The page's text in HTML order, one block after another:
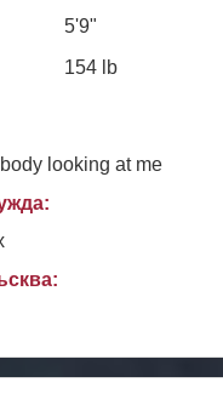
5'9"
154 lb
looking at me